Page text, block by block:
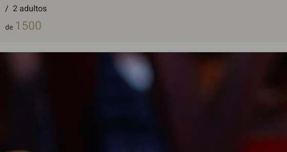
/ 2 adultos
de 1500